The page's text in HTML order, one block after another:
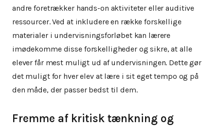
andre foretrækker hands-on aktiviteter eller auditive
ressourcer. Ved at inkludere en række forskellige
materialer i undervisningsforløbet kan lærere
imødekomme disse forskelligheder og sikre, at alle
elever får mest muligt ud af undervisningen. Dette gør
det muligt for hver elev at lære i sit eget tempo og på
den måde, der passer bedst til dem.
Fremme af kritisk tænkning og